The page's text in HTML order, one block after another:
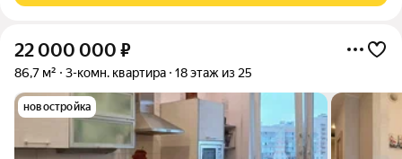
22 000 000 ₽
86,7 м² 3-комн. квартира 18 этаж из 25
новостройка